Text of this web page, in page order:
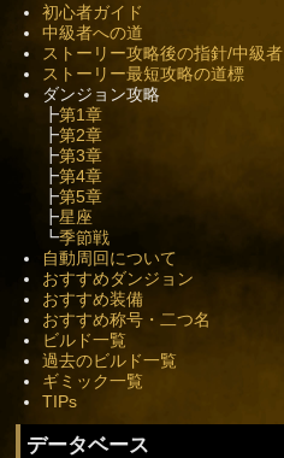
初心者ガイド
中級者への道
ストーリー攻略後の指針/中級者
ストーリー最短攻略の道標
ダンジョン攻略
┣第1章
┣第2章
┣第3章
┣第4章
┣第5章
┣星座
┗季節戦
自動周回について
おすすめダンジョン
おすすめ装備
おすすめ称号・二つ名
ビルド一覧
過去のビルド一覧
ギミック一覧
TIPs
データベース